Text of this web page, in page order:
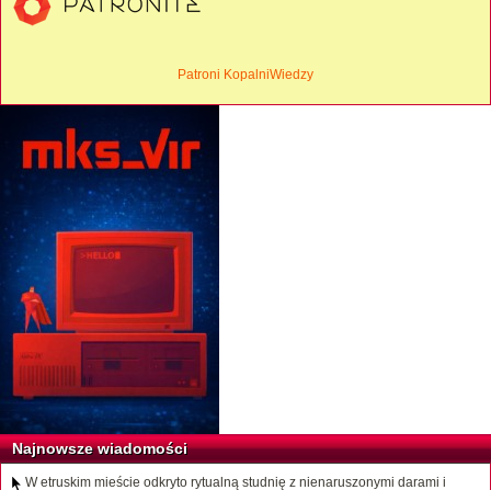
Patroni KopalniWiedzy
Najnowsze wiadomości
W etruskim mieście odkryto rytualną studnię z nienaruszonymi darami i